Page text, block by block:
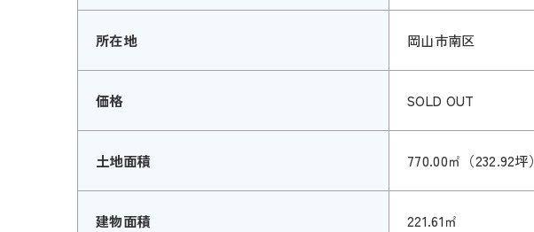
所在地 岡山市南区
価格 SOLD OUT
土地面積 770.00㎡（232.92坪）
建物面積 221.61㎡